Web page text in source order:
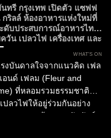
เมื่อ ห้องอาหารไทย
ท์รูม (Front Room)...
ทรี กรุงเทพ เปิดตัว แซฟฟ
กริลล์ ห้องอาหารแห่งใหม่ที่
ดับประสบการณ์อาหารไทย
วัน เปลวไฟ เครื่องเทศ และ
ยั่งยืน
WHAT’S ON
งบันดาลใจจากแนวคิด เฟล
อนด์ เฟลม (Fleur and
ที่หลอมรวมธรรมชาติ
ปลวไฟให้อยู่ร่วมกันอย่าง
ล Fleur สะท้อนสายสัมพันธ์